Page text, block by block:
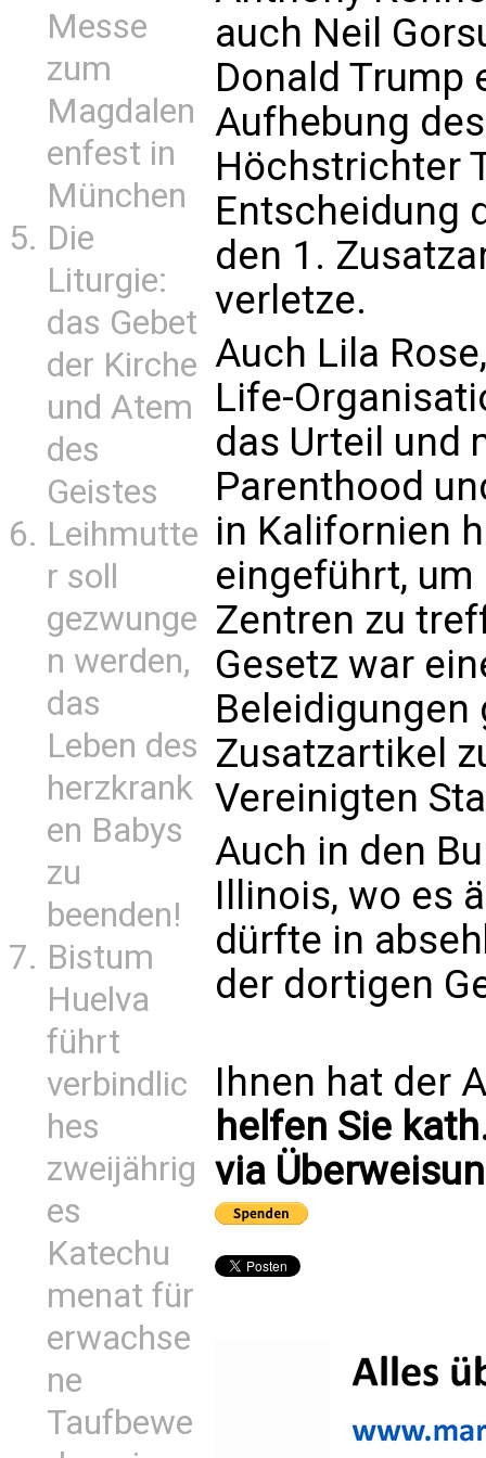
Messe
zum
Magdalen
enfest in
München
Die
Liturgie:
das Gebet
der Kirche
und Atem
des
Geistes
Leihmutte
r soll
gezwunge
n werden,
das
Leben des
herzkrank
en Babys
zu
beenden!
Bistum
Huelva
führt
verbindlic
hes
zweijährig
es
Katechu
menat für
erwachse
ne
Taufbewe
auch Neil
Donald Trump
Aufhebung
Höchstrichter
Entscheidung
den 1.
verletze.
Auch Lila
Life-
das Urteil und
Parenthood
in Kalifornien
eingeführt,
Zentren zu
Gesetz war
Beleidigungen
Zusatzartikel
Vereinigten
Auch in den
Illinois, wo es
dürfte in
der dortigen
Ihnen hat der
helfen Sie
via